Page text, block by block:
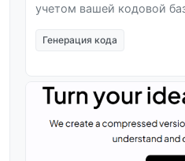
учетом вашей кодовой
Генерация кода